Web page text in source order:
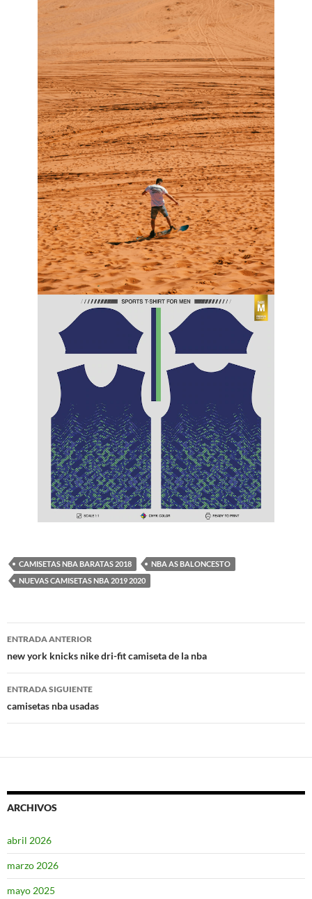
CAMISETAS NBA BARATAS 2018
NBA AS BALONCESTO
NUEVAS CAMISETAS NBA 2019 2020
Navegación
de
entradas
ENTRADA ANTERIOR
new york knicks nike dri-fit camiseta de la nba
ENTRADA SIGUIENTE
camisetas nba usadas
ARCHIVOS
abril 2026
marzo 2026
mayo 2025